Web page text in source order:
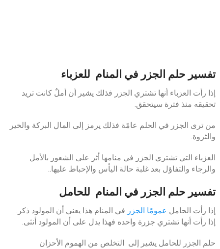
تفسير حلم الجزر في المنام للعزباء
إذا رأت العزباء أنها تشتري الجزر فذلك يشير أن أملٌ كانت تريد
تحقيقه منذ فترة سيتحقق.
من ترى الجزر في الحلم عامًة فذلك يرمز إلى المال البركة والخير
والثروة.
العزباء التي تشتري الجزر في منامها أثر على الشعور بالأمل
والرجاء والتفاؤل بعد غلبة حالة اليأس والإحباط عليها..
تفسير حلم الجزر في المنام للحامل
إذا رأت الحامل عمومًا الجزر في المنام هذا يعني أن المولود ذكر.
إذا رأت أنها تشتري جزرة واحده فهذا يدل على أن المولود أنثى.
حلم الجزر للحامل يشير إلى التخلص من الهموم الأحزان